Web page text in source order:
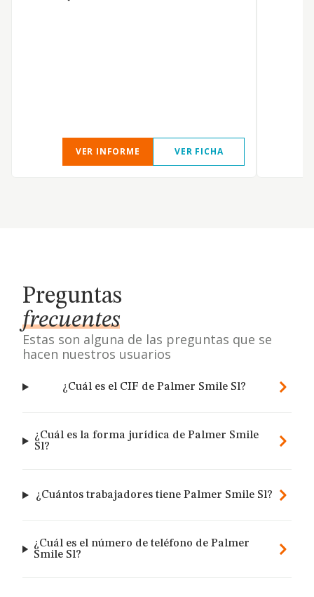
VER INFORME VER FICHA
Preguntas
frecuentes
Estas son alguna de las preguntas que se
hacen nuestros usuarios
¿Cuál es el CIF de Palmer Smile Sl?
¿Cuál es la forma jurídica de Palmer Smile
Sl?
¿Cuántos trabajadores tiene Palmer Smile Sl?
¿Cuál es el número de teléfono de Palmer
Smile Sl?